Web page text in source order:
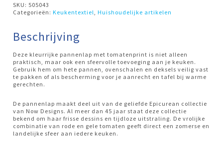
aantal
SKU: 505043
Categorieën:Keukentextiel ,Huishoudelijke artikelen
Beschrijving
Deze kleurrijke pannenlap met tomatenprint is niet alleen
praktisch, maar ook een sfeervolle toevoeging aan je keuken.
Gebruik hem om hete pannen, ovenschalen en deksels veilig vast
te pakken of als bescherming voor je aanrecht en tafel bij warme
gerechten.
De pannenlap maakt deel uit van de geliefde Epicurean collectie
van Now Designs. Al meer dan 45 jaar staat deze collectie
bekend om haar frisse dessins en tijdloze uitstraling. De vrolijke
combinatie van rode en gele tomaten geeft direct een zomerse en
landelijke sfeer aan iedere keuken.